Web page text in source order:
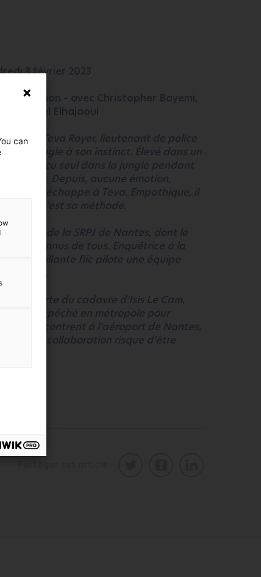
3 février 2023
Production – avec Christopher Bayemi,
et Mayel Elhajaoui
filtre, Teva Royer, lieutenant de police
aveugle à son instinct. Élevé dans un
il a survécu seul dans la jungle pendant
enfant. Depuis, aucune émotion,
n’échappe à Teva. Empathique, il
: c’est sa méthode.
de la SRPJ de Nantes, dont le
sont connus de tous. Enquêtrice à la
cette brillante flic pilote une équipe
du cadavre d’Isis Le Cam,
est dépêché en métropole pour
se rencontrent à l’aéroport de Nantes,
leur collaboration risque d’être
can